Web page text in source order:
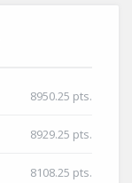
8950.25 pts.
8929.25 pts.
8108.25 pts.